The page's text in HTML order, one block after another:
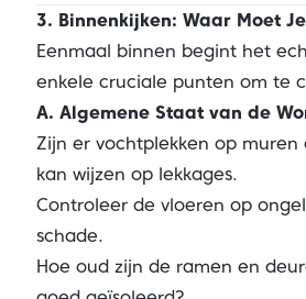
3. Binnenkijken: Waar Moet
Eenmaal binnen begint het
enkele cruciale punten om te
A. Algemene Staat van de
Zijn er vochtplekken op muren
kan wijzen op lekkages.
Controleer de vloeren op
schade.
Hoe oud zijn de ramen en